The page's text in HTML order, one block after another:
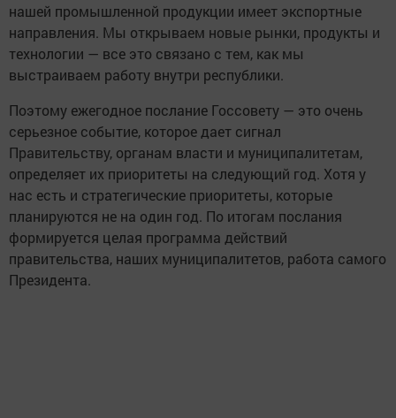
нашей промышленной продукции имеет экспортные
направления. Мы открываем новые рынки, продукты и
технологии — все это связано с тем, как мы
выстраиваем работу внутри республики.
Поэтому ежегодное послание Госсовету — это очень
серьезное событие, которое дает сигнал
Правительству, органам власти и муниципалитетам,
определяет их приоритеты на следующий год. Хотя у
нас есть и стратегические приоритеты, которые
планируются не на один год. По итогам послания
формируется целая программа действий
правительства, наших муниципалитетов, работа самого
Президента.